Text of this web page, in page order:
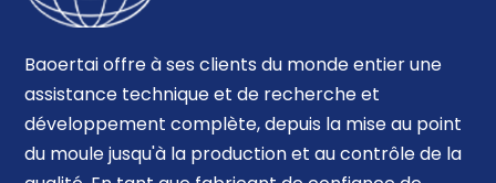
Baoertai offre à ses clients du monde entier une
assistance technique et de recherche et
développement complète, depuis la mise au point
du moule jusqu'à la production et au contrôle de la